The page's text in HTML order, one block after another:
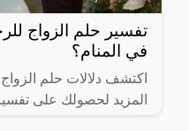
تفسير حلم الزواج
في المنام؟
اكتشف دلالات حلم الزواج
المزيد لحصولك على